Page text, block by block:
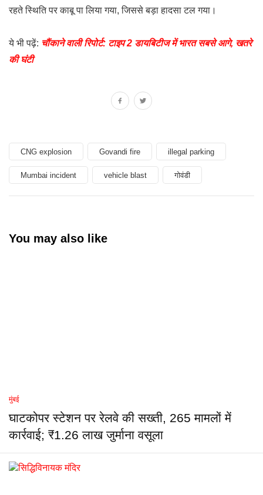
रहते स्थिति पर काबू पा लिया गया, जिससे बड़ा हादसा टल गया।
ये भी पढ़ें: चौंकाने वाली रिपोर्ट: टाइप 2 डायबिटीज में भारत सबसे आगे, खतरे
की घंटी
CNG explosion Govandi fire illegal parking
Mumbai incident vehicle blast गोवंडी
You may also like
मुंबई
घाटकोपर स्टेशन पर रेलवे की सख्ती, 265 मामलों में
कार्रवाई; ₹1.26 लाख जुर्माना वसूला